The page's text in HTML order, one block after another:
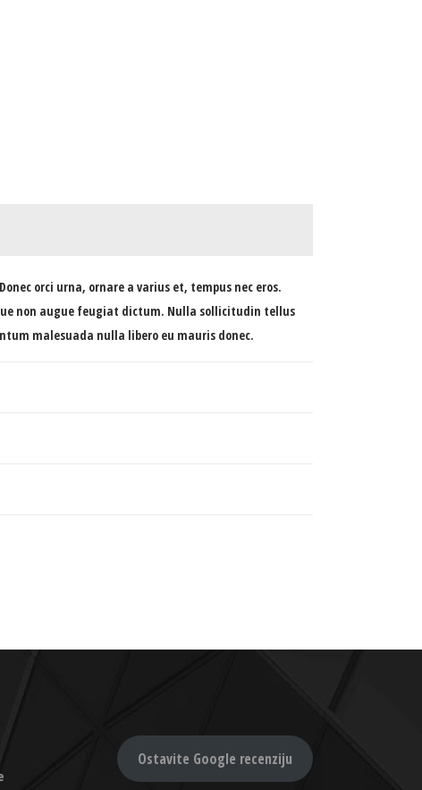
orci urna, ornare a varius et, tempus nec eros.
non augue feugiat dictum. Nulla sollicitudin tellus
malesuada nulla libero eu mauris donec.
Ostavite Google recenziju